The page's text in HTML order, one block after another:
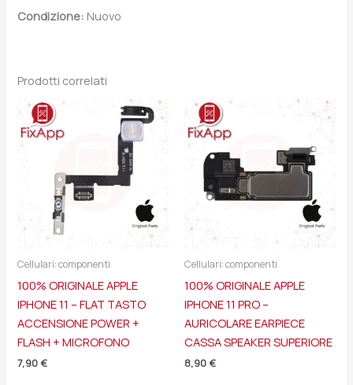
Condizione: Nuovo
Prodotti correlati
Cellulari: componenti
100% ORIGINALE APPLE
IPHONE 11 – FLAT TASTO
ACCENSIONE POWER +
FLASH + MICROFONO
7,90 €
Cellulari: componenti
100% ORIGINALE APPLE
IPHONE 11 PRO –
AURICOLARE EARPIECE
CASSA SPEAKER SUPERIORE
8,90 €